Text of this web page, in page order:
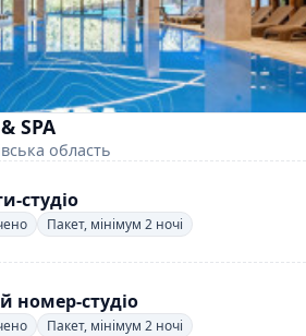
SPA
область
студіо
Пакет, мінімум 2 ночі
номер-студіо
Пакет, мінімум 2 ночі